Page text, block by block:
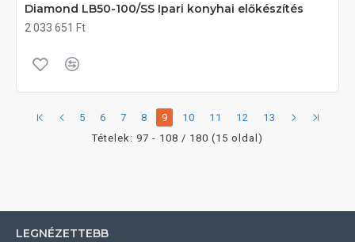
Diamond LB50-100/SS Ipari konyhai előkészítés
2 033 651 Ft
5 6 7 8 9 10 11 12
13
Tételek: 97 - 108 / 180 (15 oldal)
LEGNÉZETTEBB